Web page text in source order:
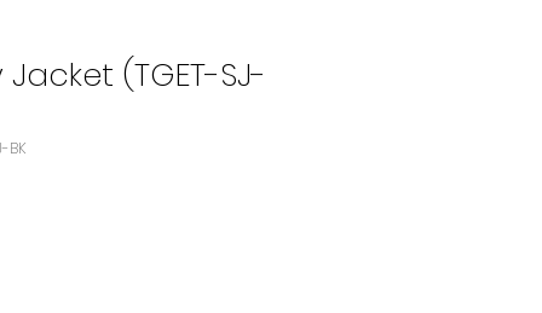
Jacket (TGET-SJ-
BK